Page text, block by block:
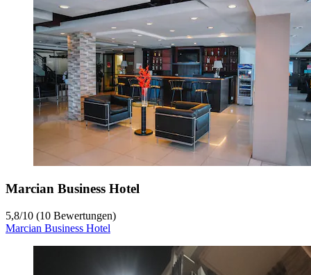
Marcian Business Hotel
5,8/10 (10 Bewertungen)
Marcian Business Hotel